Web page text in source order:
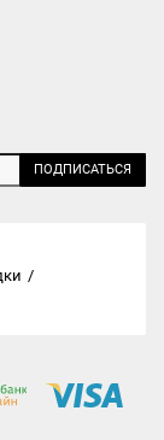
ПОДПИСАТЬСЯ